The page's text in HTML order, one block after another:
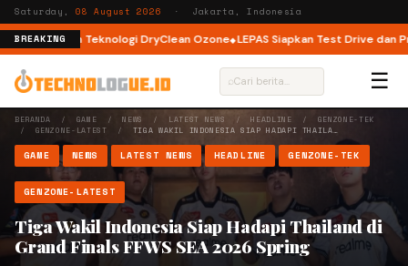
Saturday,08 August 2026 · Jakarta, Indonesia
BREAKING
dengan Teknologi DryClean Ozone LEPAS Siapkan Test Drive dan
⌕ ☰
BERANDA / GAME /NEWS / LATEST NEWS /HEADLINE / GENZONE-TEK
/ GENZONE-LATEST / TIGA WAKIL INDONESIA SIAP HADAPI THAILA…
GAME NEWS LATEST NEWS HEADLINE GENZONE-TEK
GENZONE-LATEST
Tiga Wakil Indonesia Siap Hadapi Thailand di
Grand Finals FFWS SEA 2026 Spring